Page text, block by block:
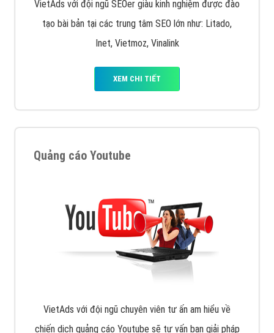
VietAds với đội ngũ SEOer giàu kinh nghiệm được đào
tạo bài bản tại các trung tâm SEO lớn như: Litado,
Inet, Vietmoz, Vinalink
XEM CHI TIẾT
Quảng cáo Youtube
VietAds với đội ngũ chuyên viên tư ấn am hiểu về
chiến dịch quảng cáo Youtube sẽ tư vấn bạn giải pháp